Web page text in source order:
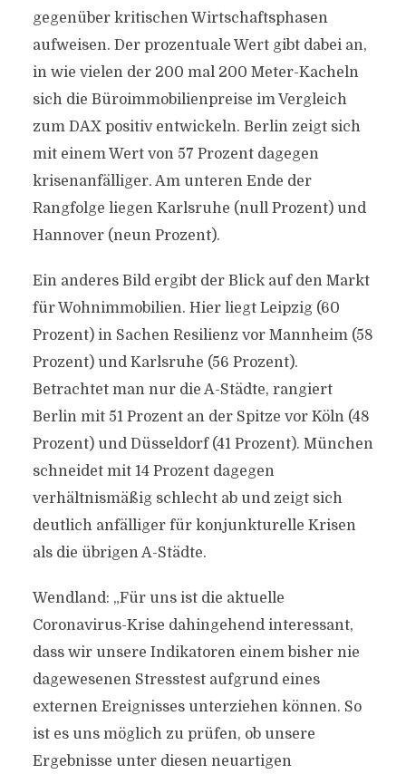
gegenüber kritischen Wirtschaftsphasen
aufweisen. Der prozentuale Wert gibt dabei an,
in wie vielen der 200 mal 200 Meter-Kacheln
sich die Büroimmobilienpreise im Vergleich
zum DAX positiv entwickeln. Berlin zeigt sich
mit einem Wert von 57 Prozent dagegen
krisenanfälliger. Am unteren Ende der
Rangfolge liegen Karlsruhe (null Prozent) und
Hannover (neun Prozent).
Ein anderes Bild ergibt der Blick auf den Markt
für Wohnimmobilien. Hier liegt Leipzig (60
Prozent) in Sachen Resilienz vor Mannheim (58
Prozent) und Karlsruhe (56 Prozent).
Betrachtet man nur die A-Städte, rangiert
Berlin mit 51 Prozent an der Spitze vor Köln (48
Prozent) und Düsseldorf (41 Prozent). München
schneidet mit 14 Prozent dagegen
verhältnismäßig schlecht ab und zeigt sich
deutlich anfälliger für konjunkturelle Krisen
als die übrigen A-Städte.
Wendland: „Für uns ist die aktuelle
Coronavirus-Krise dahingehend interessant,
dass wir unsere Indikatoren einem bisher nie
dagewesenen Stresstest aufgrund eines
externen Ereignisses unterziehen können. So
ist es uns möglich zu prüfen, ob unsere
Ergebnisse unter diesen neuartigen